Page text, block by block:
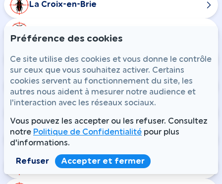
La Croix-en-Brie
Nangis
Rampillon
Champdeuil
Chaumes-en-Brie
Préférence des cookies
Ce site utilise des cookies et vous donne le contrôle
sur ceux que vous souhaitez activer. Certains
cookies servent au fonctionnement du site, les
autres nous aident à mesurer notre audience et
l'interaction avec les réseaux sociaux.
Vous pouvez les accepter ou les refuser. Consultez
notre Politique de Confidentialité pour plus
d'informations.
Refuser Accepter et fermer